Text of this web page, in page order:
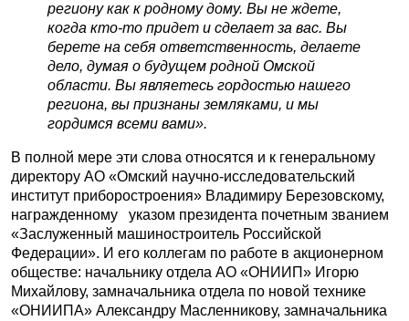
региону как к родному дому. Вы не ждете,
когда кто-то придет и сделает за вас. Вы
берете на себя ответственность, делаете
дело, думая о будущем родной Омской
области. Вы являетесь гордостью нашего
региона, вы признаны земляками, и мы
гордимся всеми вами».
В полной мере эти слова относятся и к генеральному
директору АО «Омский научно-исследовательский
институт приборостроения» Владимиру Березовскому,
награжденному указом президента почетным званием
«Заслуженный машиностроитель Российской
Федерации». И его коллегам по работе в акционерном
обществе: начальнику отдела АО «ОНИИП» Игорю
Михайлову, замначальника отдела по новой технике
«ОНИИПА» Александру Масленникову, замначальника